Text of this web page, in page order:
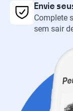
Envie
Complete
sem sair